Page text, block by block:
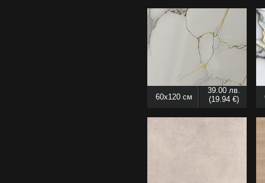
60x120 см
39.00 лв.
(19.94 €)